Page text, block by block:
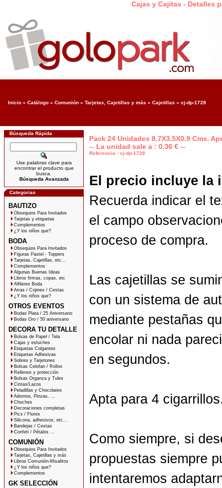
Cajas y Cajitas - Detalles
Inicio » Catálogo » Comunión » Tarjetas, Cajetillas y más » Cajetillas » cj-dp-1728
Búsqueda Rápida
Use palabras clave para
encontrar el producto que
busca.
Búsqueda Avanzada
Categorias
BAUTIZO
Obsequios Para Invitados
Tarjetas y etiquetas
Complementos
¿Y los niños que?
BODA
Obsequios Para Invitados
Figuras Pastel - Toppers
Tarjetas, Cajetillas, etc...
Complementos
Algunas Buenas Ideas
Libros firmas, copas, etc
Alfileres Boda
Arras / Cojines / Cestas
¿Y los niños que?
OTROS EVENTOS
Bodas Plata / 25 Aniversario
Bodas Oro / 50 aniversario
DECORA TU DETALLE
Bolsas de Papel / Tela
Cajas y estuches
Etiquetas Colgantes
Etiquetas Adhesivas
Sobres y Tarjetones
Bolsas Celofan / Rollos
Rellenos y protección
Bolsas Organza y Tules
Cintas/Lazos
Peladillas y Chocolates
Adornos, Pinzas, ...
Chuches
Decoraciones completas
Pics / Flores
Silicona, adhesivos, etc...
Bandejas / Cestas
Confeti / Pétalos ...
COMUNIÓN
Obsequios Para Invitados
Tarjetas, Cajetillas y más
Libros Comunión-Misalitos
¿Y los niños que?
Complementos
GK SELECCIÓN
Pack 24 Unidades 8.7X3.5X0.9 Cms.
-- La unidad sale a : 0.36 € --
Referencia : cj-dp-1728
El precio incluye la
Recuerda indicar el
el campo
proceso de compra.
Las cajetillas se
con un sistema de
mediante pestañas
encolar ni nada
en segundos.
Apta para 4
Como siempre, si
propuestas siempre
intentaremos